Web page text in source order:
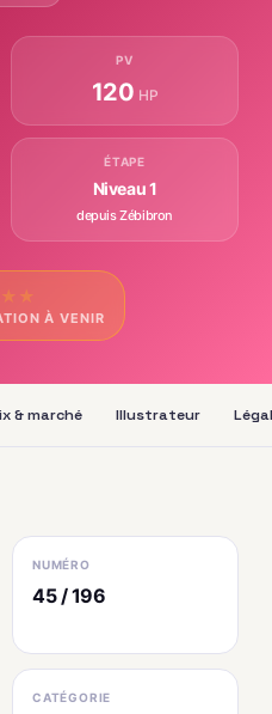
PV
120 HP
ÉTAPE
Niveau 1
depuis Zébibron
★ ★
À VENIR
& marché Illustrateur
NUMÉRO
45 / 196
CATÉGORIE